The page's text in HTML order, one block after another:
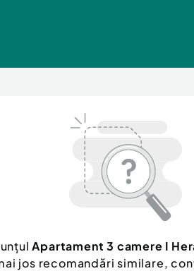
Apartament 3 camere I
jos recomandări similare,